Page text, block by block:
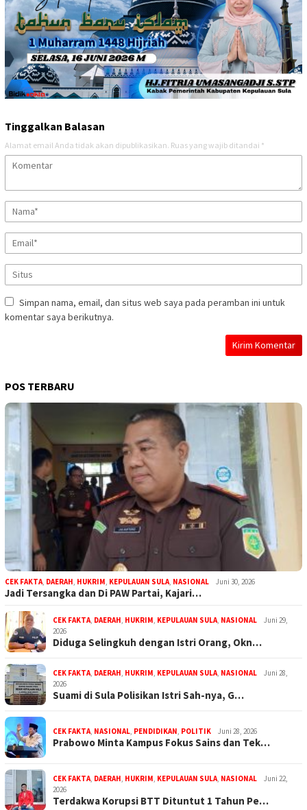
Tinggalkan Balasan
Alamat email Anda tidak akan dipublikasikan. Ruas yang wajib ditandai *
Simpan nama, email, dan situs web saya pada peramban ini untuk
komentar saya berikutnya.
POS TERBARU
CEK FAKTA DAERAH HUKRIM KEPULAUAN SULA NASIONAL Juni 30, 2026
Jadi Tersangka dan Di PAW Partai, Kajari…
CEK FAKTA DAERAH HUKRIM KEPULAUAN SULA NASIONAL
Juni 29,
2026
Diduga Selingkuh dengan Istri Orang, Okn…
CEK FAKTA DAERAH HUKRIM KEPULAUAN SULA NASIONAL
Juni 28,
2026
Suami di Sula Polisikan Istri Sah-nya, G…
CEK FAKTA NASIONAL PENDIDIKAN POLITIK Juni 28, 2026
Prabowo Minta Kampus Fokus Sains dan Tek…
CEK FAKTA DAERAH HUKRIM KEPULAUAN SULA NASIONAL
Juni 22,
2026
Terdakwa Korupsi BTT Dituntut 1 Tahun Pe…